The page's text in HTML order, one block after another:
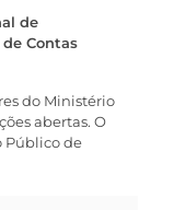
de
Contas
do Ministério
abertas. O
Público de